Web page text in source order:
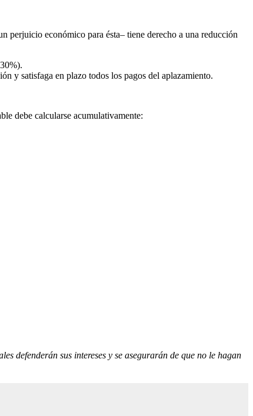
perjuicio económico para ésta– tiene derecho a una reducción
y satisfaga en plazo todos los pagos del aplazamiento.
debe calcularse acumulativamente:
defenderán sus intereses y se asegurarán de que no le hagan